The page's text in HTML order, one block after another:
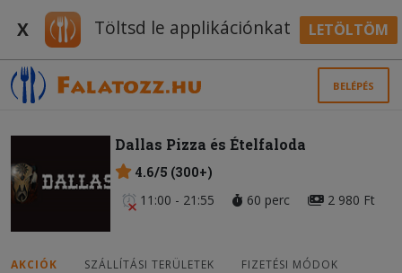
X Töltsd le applikációnkat LETÖLTÖM
BELÉPÉS
Dallas Pizza és Ételfaloda
4.6/5 (300+)
11:00 - 21:55
60 perc 2 980 Ft
AKCIÓK SZÁLLÍTÁSI TERÜLETEK FIZETÉSI MÓDOK